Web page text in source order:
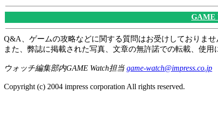
GAME
Q&A、ゲームの攻略などに関する質問はお受けしておりませ
また、弊誌に掲載された写真、文章の無許諾での転載、使
ウォッチ編集部内GAME Watch担当 game-watch@impress.co.jp
Copyright (c) 2004 impress corporation All rights reserved.